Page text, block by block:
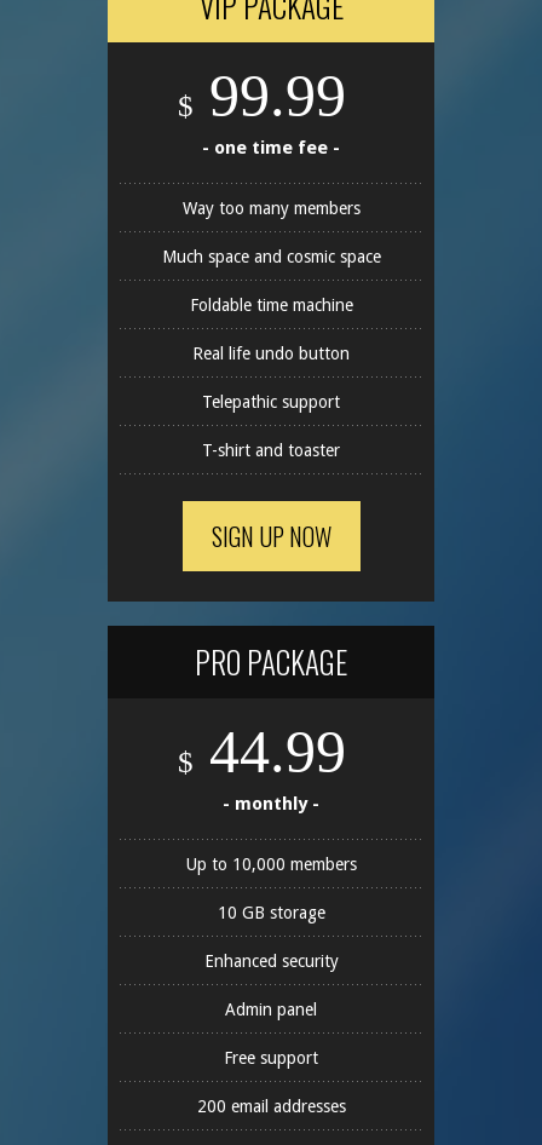
$ 99.99
- one time fee -
Way too many members
Much space and cosmic space
Foldable time machine
Real life undo button
Telepathic support
T-shirt and toaster
SIGN UP NOW
PRO PACKAGE
$ 44.99
- monthly -
Up to 10,000 members
10 GB storage
Enhanced security
Admin panel
Free support
200 email addresses